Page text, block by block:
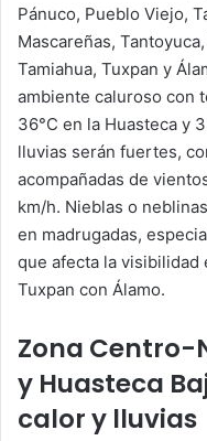
Pánuco, Pueblo Viejo,
Mascareñas,
Tamiahua, Tuxpan y
ambiente caluroso con
36°C en la Huasteca y
lluvias serán fuertes,
acompañadas de
km/h. Nieblas o
en madrugadas,
que afecta la visibilidad
Tuxpan con Álamo.
Zona
y Huasteca
calor y lluvias